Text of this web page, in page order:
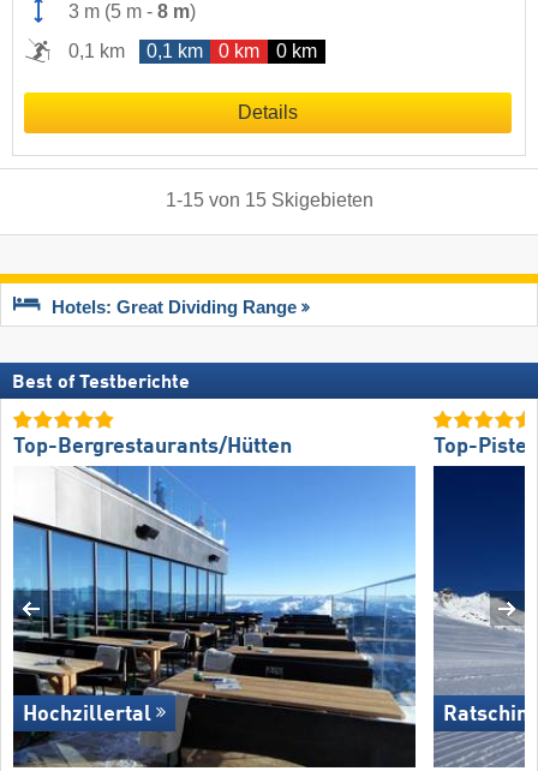
3 m (5 m - 8 m)
0,1 km
0,1 km 0 km 0 km
Details
1-15von 15 Skigebieten
Hotels: Great Dividing Range
Best of Testberichte
Top-Bergrestaurants/Hütten
Hochzillertal
Top-